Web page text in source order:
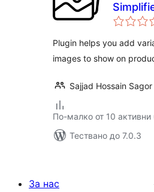
Plugin helps you add
images to show on
Sajjad Hossain Sagor
По-малко от 10 активни
Тествано до 7.0.3
За нас